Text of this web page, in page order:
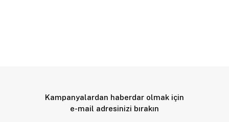
Kampanyalardan haberdar olmak için
e-mail adresinizi bırakın